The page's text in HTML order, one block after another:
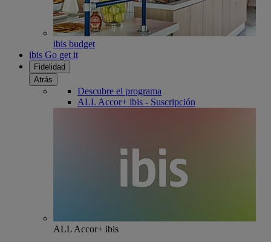
ibis budget
ibis Go get it
Fidelidad
Atrás
Descubre el programa
ALL Accor+ ibis - Suscripción
ALL Accor+ ibis